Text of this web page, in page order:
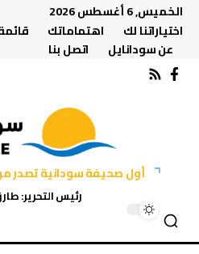
الخميس, 6 أغسطس 2026
اختياراتنا لك
اهتماماتك
عن سودانايل
اتصل بنا
أول صحيفة سودانية تصدر من
رئيس التحرير: